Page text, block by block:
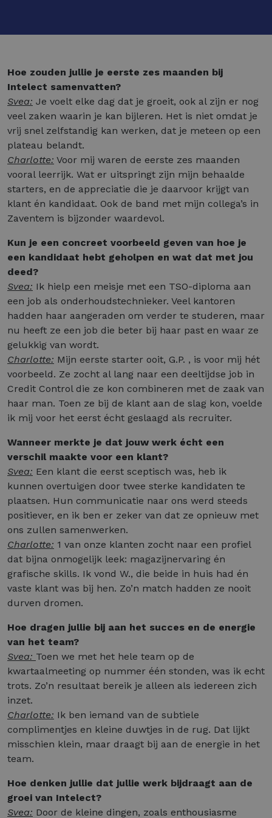
Hoe zouden jullie je eerste zes maanden bij
Intelect samenvatten?
Svea: Je voelt elke dag dat je groeit, ook al zijn er nog
veel zaken waarin je kan bijleren. Het is niet omdat je
vrij snel zelfstandig kan werken, dat je meteen op een
plateau belandt.
Charlotte: Voor mij waren de eerste zes maanden
vooral leerrijk. Wat er uitspringt zijn mijn behaalde
starters, en de appreciatie die je daarvoor krijgt van
klant én kandidaat. Ook de band met mijn collega’s in
Zaventem is bijzonder waardevol.
Kun je een concreet voorbeeld geven van hoe je
een kandidaat hebt geholpen en wat dat met jou
deed?
Svea: Ik hielp een meisje met een TSO-diploma aan
een job als onderhoudstechnieker. Veel kantoren
hadden haar aangeraden om verder te studeren, maar
nu heeft ze een job die beter bij haar past en waar ze
gelukkig van wordt.
Charlotte: Mijn eerste starter ooit, G.P. , is voor mij hét
voorbeeld. Ze zocht al lang naar een deeltijdse job in
Credit Control die ze kon combineren met de zaak van
haar man. Toen ze bij de klant aan de slag kon, voelde
ik mij voor het eerst écht geslaagd als recruiter.
Wanneer merkte je dat jouw werk écht een
verschil maakte voor een klant?
Svea: Een klant die eerst sceptisch was, heb ik
kunnen overtuigen door twee sterke kandidaten te
plaatsen. Hun communicatie naar ons werd steeds
positiever, en ik ben er zeker van dat ze opnieuw met
ons zullen samenwerken.
Charlotte: 1 van onze klanten zocht naar een profiel
dat bijna onmogelijk leek: magazijnervaring én
grafische skills. Ik vond W., die beide in huis had én
vaste klant was bij hen. Zo’n match hadden ze nooit
durven dromen.
Hoe dragen jullie bij aan het succes en de energie
van het team?
Svea: Toen we met het hele team op de
kwartaalmeeting op nummer één stonden, was ik echt
trots. Zo’n resultaat bereik je alleen als iedereen zich
inzet.
Charlotte: Ik ben iemand van de subtiele
complimentjes en kleine duwtjes in de rug. Dat lijkt
misschien klein, maar draagt bij aan de energie in het
team.
Hoe denken jullie dat jullie werk bijdraagt aan de
groei van Intelect?
Svea: Door de kleine dingen, zoals enthousiasme